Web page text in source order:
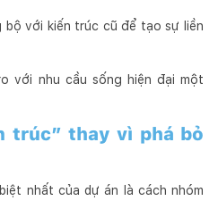
bộ với kiến trúc cũ để tạo sự liền
với nhu cầu sống hiện đại một
trúc” thay vì phá bỏ
nhất của dự án là cách nhóm